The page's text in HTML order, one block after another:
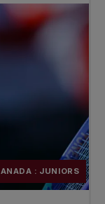
: JUNIORS